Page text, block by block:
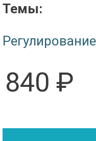
Темы:
840 ₽